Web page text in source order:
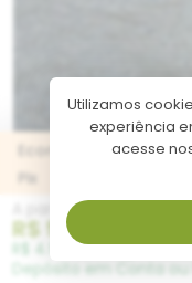
Economize R$
Pix
A partir de
R$ 5.248,95
R$ 4.999,00 Pagando
Depósito em Conta ou
Utilizamos
experiência
acesse